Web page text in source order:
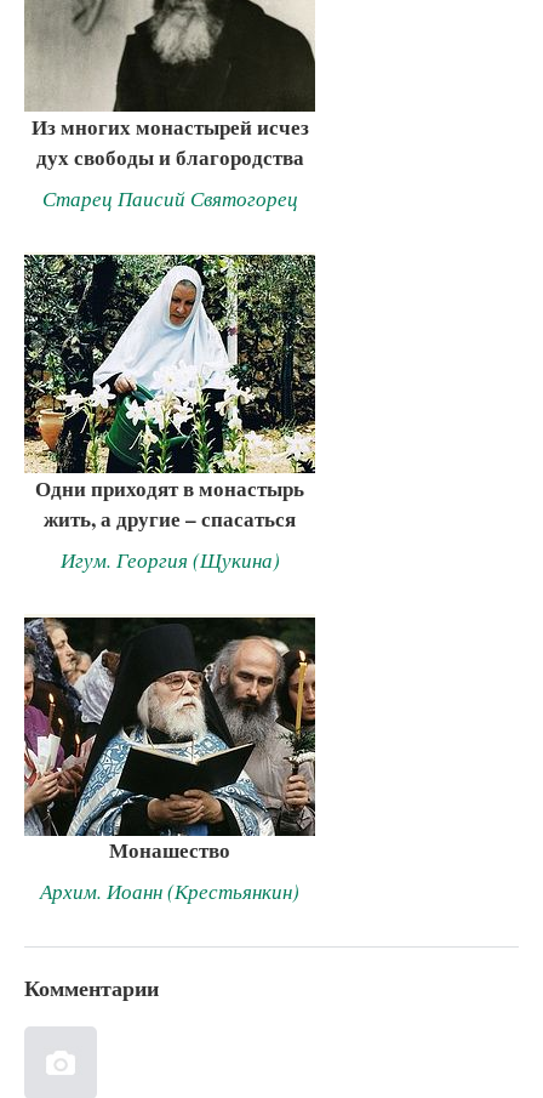
Из многих монастырей исчез
дух свободы и благородства
Старец Паисий Святогорец
Одни приходят в монастырь
жить, а другие – спасаться
Игум. Георгия (Щукина)
Монашество
Архим. Иоанн (Крестьянкин)
Комментарии